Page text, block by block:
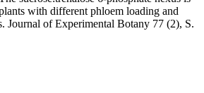
with different phloem loading and
Journal of Experimental Botany 77 (2), S.